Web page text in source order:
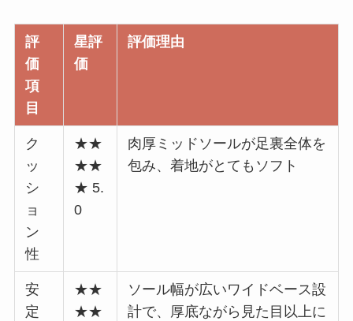
評
価
項
目
星評
価
評価理由
ク
ッ
シ
ョ
ン
性
★★
★★
★ 5.
0
肉厚ミッドソールが足裏全体を
包み、着地がとてもソフト
安
定
★★
★★
ソール幅が広いワイドベース設
計で、厚底ながら見た目以上に